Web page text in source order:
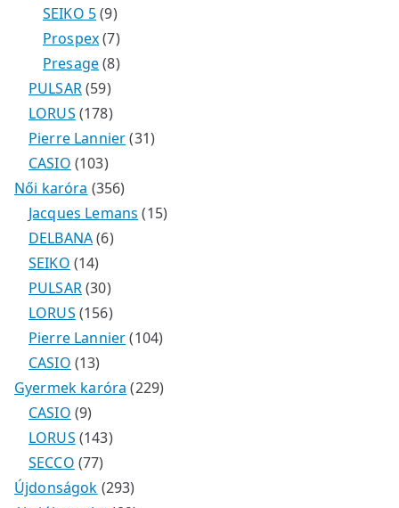
SEIKO 5 9
Prospex 7
Presage 8
PULSAR 59
LORUS 178
Pierre Lannier 31
CASIO 103
Női karóra 356
Jacques Lemans 15
DELBANA 6
SEIKO 14
PULSAR 30
LORUS 156
Pierre Lannier 104
CASIO 13
Gyermek karóra 229
CASIO 9
LORUS 143
SECCO 77
Újdonságok 293